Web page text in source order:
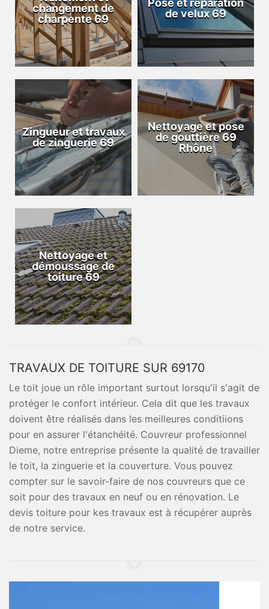
changement de
charpente 69
Pose et réparation
de velux 69
Zingueur et travaux
de zinguerie 69
Nettoyage et pose
de gouttière 69
Rhône
Nettoyage et
démoussage de
toiture 69
TRAVAUX DE TOITURE SUR 69170
Le toit joue un rôle important surtout lorsqu'il s'agit de
protéger le confort intérieur. Cela dit que les travaux
doivent être réalisés dans les meilleures conditiions
pour en assurer l'étanchéité. Couvreur professionnel
Dieme, notre entreprise présente la qualité de travailler
le toit, la zinguerie et la couverture. Vous pouvez
compter sur le savoir-faire de nos couvreurs que ce
soit pour des travaux en neuf ou en rénovation. Le
devis toiture pour kes travaux est à récupérer auprès
de notre service.